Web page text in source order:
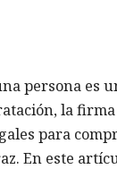
persona es
la
para
En este